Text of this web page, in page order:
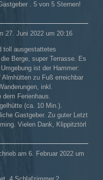
. 5 von 5 Sternen!
27. Juni 2022 um 20:16
toll ausgestattetes
Berge, super Terrasse. Es
ist der Hammer:
zu Fuß erreichbar
inkl.
dem Ferienhaus.
(ca. 10 Min.).
Gastgeber. Zu guter Letzt
Vielen Dank, Klippitztörl
am 6. Februar 2022 um